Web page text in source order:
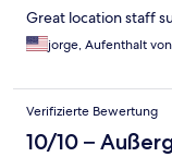
Great location staff
jorge, Aufenthalt
Verifizierte Bewertung
10/10 –